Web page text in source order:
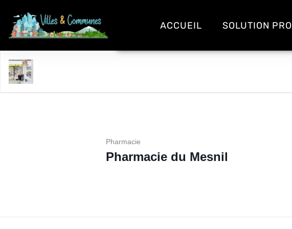
ACCUEIL SOLUTION PRO
Pharmacie
Pharmacie du Mesnil